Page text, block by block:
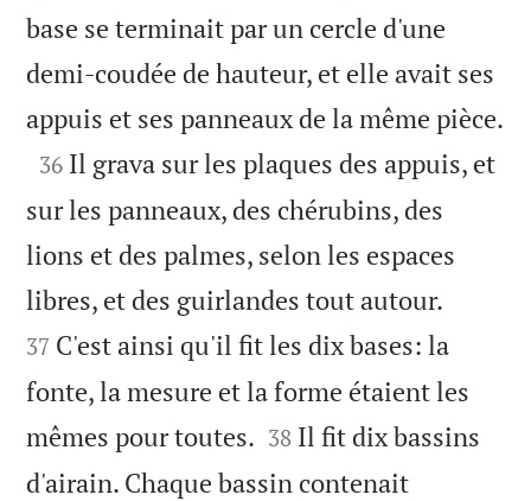
base se terminait par un cercle d'une
demi-coudée de hauteur, et elle avait ses
appuis et ses panneaux de la même pièce.

36 Il grava sur les plaques des appuis, et
sur les panneaux, des chérubins, des
lions et des palmes, selon les espaces
libres, et des guirlandes tout autour.
37 C'est ainsi qu'il fit les dix bases: la
fonte, la mesure et la forme étaient les
mêmes pour toutes. 

38 Il fit dix bassins
d'airain. Chaque bassin contenait